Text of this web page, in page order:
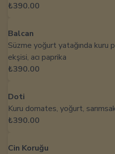
₺390.00
Balcan
Süzme yoğurt yatağında kuru
ekşisi, acı paprika
₺390.00
Doti
Kuru domates, yoğurt,
₺390.00
Cin Koruğu